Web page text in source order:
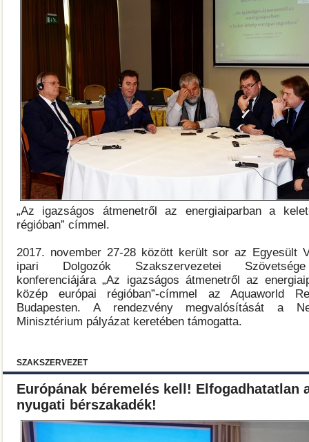
„Az igazságos átmenetről az energiaiparban a
régióban” címmel.
2017. november 27-28 között került sor az Egyesült
ipari Dolgozók Szakszervezetei
konferenciájára „Az igazságos átmenetről az
közép európai régióban”-címmel az Aquaworld
Budapesten. A rendezvény megvalósítását a
Minisztérium pályázat keretében támogatta.
SZAKSZERVEZET
Európának béremelés kell! Elfogadhatatlan
nyugati bérszakadék!